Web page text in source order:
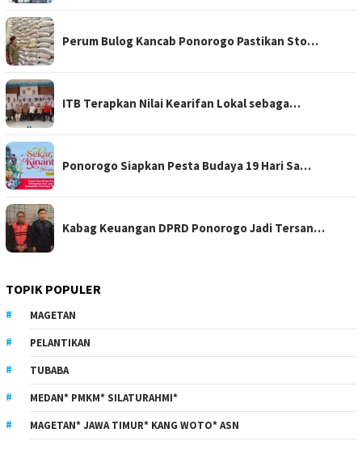
Perum Bulog Kancab Ponorogo Pastikan Sto…
ITB Terapkan Nilai Kearifan Lokal sebaga…
Ponorogo Siapkan Pesta Budaya 19 Hari Sa…
Kabag Keuangan DPRD Ponorogo Jadi Tersan…
TOPIK POPULER
MAGETAN
PELANTIKAN
TUBABA
MEDAN* PMKM* SILATURAHMI*
MAGETAN* JAWA TIMUR* KANG WOTO* ASN